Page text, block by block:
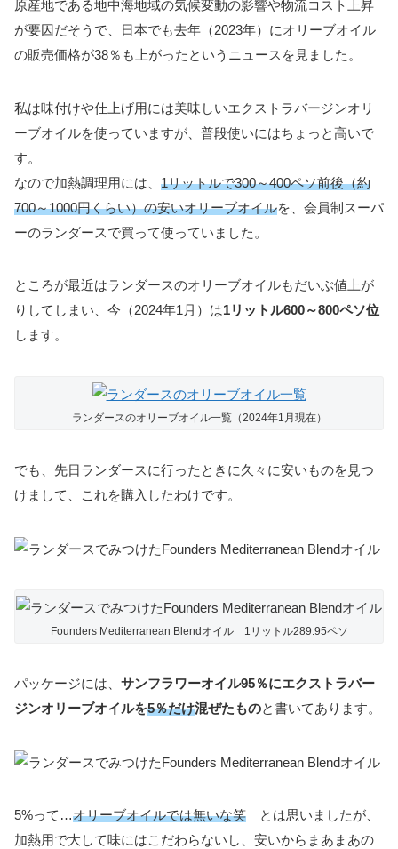
原産地である地中海地域の気候変動の影響や物流コスト上昇
が要因だそうで、日本でも去年（2023年）にオリーブオイル
の販売価格が38％も上がったというニュースを見ました。
私は味付けや仕上げ用には美味しいエクストラバージンオリ
ーブオイルを使っていますが、普段使いにはちょっと高いで
す。
なので加熱調理用には、 1リットルで300～400ペソ前後（約
700～1000円くらい）の安いオリーブオイルを、会員制スーパ
ーのランダースで買って使っていました。
ところが最近はランダースのオリーブオイルもだいぶ値上が
りしてしまい、今（2024年1月）は1リットル600～800ペソ位
します。
ランダースのオリーブオイル一覧（2024年1月現在）
でも、先日ランダースに行ったときに久々に安いものを見つ
けまして、これを購入したわけです。
Founders Mediterranean Blendオイル 1リットル289.95ペソ
パッケージには、 サンフラワーオイル95％にエクストラバー
ジンオリーブオイルを5％だけ混ぜたものと書いてあります。
5%って…オリーブオイルでは無いな笑 とは思いましたが、
加熱用で大して味にはこだわらないし、安いからまあまあの